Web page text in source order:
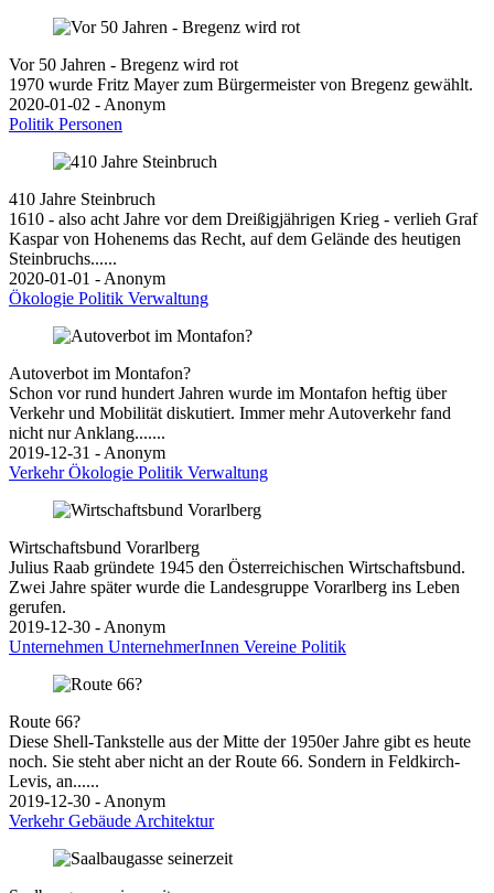
Vor 50 Jahren - Bregenz wird rot
1970 wurde Fritz Mayer zum Bürgermeister von Bregenz gewählt.
2020-01-02 - Anonym
Politik Personen
410 Jahre Steinbruch
1610 - also acht Jahre vor dem Dreißigjährigen Krieg - verlieh Graf
Kaspar von Hohenems das Recht, auf dem Gelände des heutigen
Steinbruchs......
2020-01-01 - Anonym
Ökologie Politik Verwaltung
Autoverbot im Montafon?
Schon vor rund hundert Jahren wurde im Montafon heftig über
Verkehr und Mobilität diskutiert. Immer mehr Autoverkehr fand
nicht nur Anklang.......
2019-12-31 - Anonym
VerkehrÖkologie Politik Verwaltung
Wirtschaftsbund Vorarlberg
Julius Raab gründete 1945 den Österreichischen Wirtschaftsbund.
Zwei Jahre später wurde die Landesgruppe Vorarlberg ins Leben
gerufen.
2019-12-30 - Anonym
Unternehmen UnternehmerInnen Vereine Politik
Route 66?
Diese Shell-Tankstelle aus der Mitte der 1950er Jahre gibt es heute
noch. Sie steht aber nicht an der Route 66. Sondern in Feldkirch-
Levis, an......
2019-12-30 - Anonym
VerkehrGebäude Architektur